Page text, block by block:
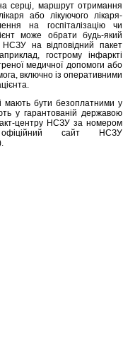
серці, маршрут отримання
або лікуючого лікаря-
на госпіталізацію чи
може обрати будь-який
на відповідний пакет
гострому інфаркті
медичної допомоги або
включно із оперативними
мають бути безоплатними у
у гарантованій державою
центру НСЗУ за номером
сайт НСЗУ